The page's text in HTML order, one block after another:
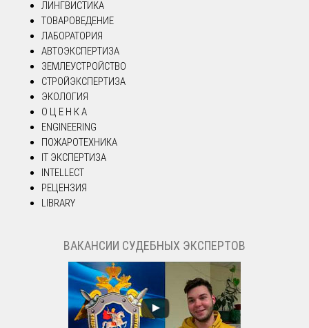
ЛИНГВИСТИКА
ТОВАРОВЕДЕНИЕ
ЛАБОРАТОРИЯ
АВТОЭКСПЕРТИЗА
ЗЕМЛЕУСТРОЙСТВО
СТРОЙЭКСПЕРТИЗА
ЭКОЛОГИЯ
О Ц Е Н К А
ENGINEERING
ПОЖАРОТЕХНИКА
IT ЭКСПЕРТИЗА
INTELLECT
РЕЦЕНЗИЯ
LIBRARY
ВАКАНСИИ СУДЕБНЫХ ЭКСПЕРТОВ